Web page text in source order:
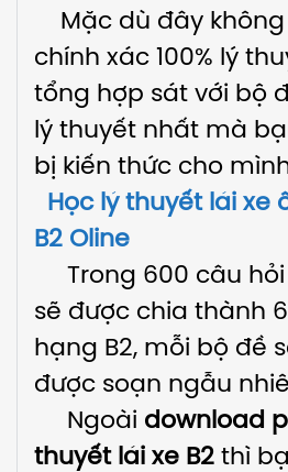
Mặc dù đây không
chính xác 100% lý
tổng hợp sát với bộ
lý thuyết nhất mà
bị kiến thức cho
Học lý thuyết lái xe
B2 Oline
Trong 600 câu hỏi
sẽ được chia thành
hạng B2, mỗi bộ đề
được soạn ngẫu
Ngoài download
thuyết lái xe B2 thì